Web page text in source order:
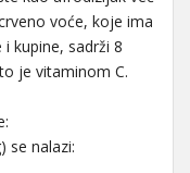
voće, koje ima
kupine, sadrži 8
je vitaminom C.
se nalazi: